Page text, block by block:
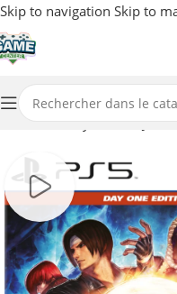
Skip to navigation Skip to
Accueil/ Playstation/